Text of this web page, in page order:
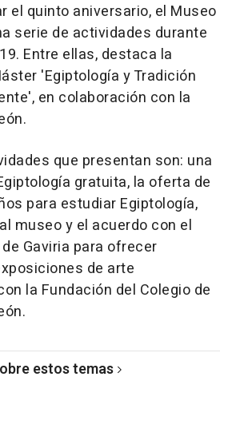
el quinto aniversario, el Museo
serie de actividades durante
Entre ellas, destaca la
'Egiptología y Tradición
en colaboración con la
que presentan son: una
gratuita, la oferta de
para estudiar Egiptología,
museo y el acuerdo con el
Gaviria para ofrecer
de arte
la Fundación del Colegio de
estos temas